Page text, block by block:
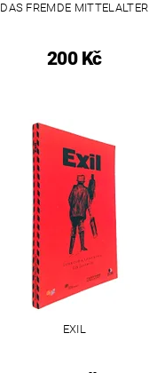
DAS FREMDE MITTELALTER
200 Kč
EXIL